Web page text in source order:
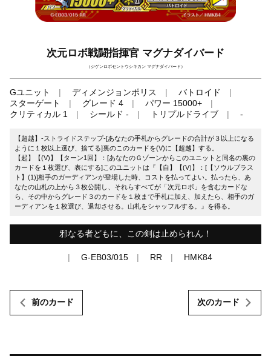
次元ロボ戦闘指揮官 マグナダイバード
（ジゲンロボセントウシキカン マグナダイバード）
Gユニット ディメンジョンポリス
バトロイド
スターゲート
グレード 4
パワー 15000+
クリティカル 1
シールド - トリプルドライブ -
【超越】-ストライドステップ-[あなたの手札からグレードの合計が３以上になる
ように１枚以上選び、捨てる]裏のこのカードを(V)に【超越】する。
【起】【(V)】【ターン1回】：[あなたのＧゾーンからこのユニットと同名の裏の
カードを１枚選び、表にする]このユニットは『【自】【(V)】：[【ソウルブラス
ト】(1)]相手のガーディアンが登場した時、コストを払ってよい。払ったら、あ
なたの山札の上から３枚公開し、それらすべてが「次元ロボ」を含むカードな
ら、その中からグレード３のカードを１枚まで手札に加え、加えたら、相手のガ
ーディアンを１枚選び、退却させる。山札をシャッフルする。』を得る。
邪なる者どもに、この剣は止められん！
G-EB03/015 RR HMK84
前のカード 次のカード